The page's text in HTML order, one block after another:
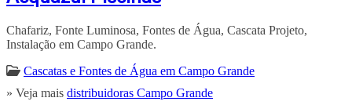
Chafariz, Fonte Luminosa, Fontes de Água, Cascata Projeto,
Instalação em Campo Grande.
Cascatas e Fontes de Água em Campo Grande
» Veja mais distribuidoras Campo Grande